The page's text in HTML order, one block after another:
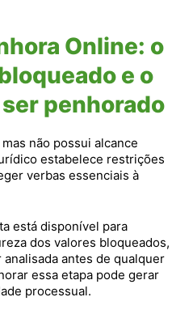
Online: o
e o
penhorado
não possui alcance
estabelece restrições
verbas essenciais à
está disponível para
dos valores bloqueados,
antes de qualquer
essa etapa pode gerar
processual.